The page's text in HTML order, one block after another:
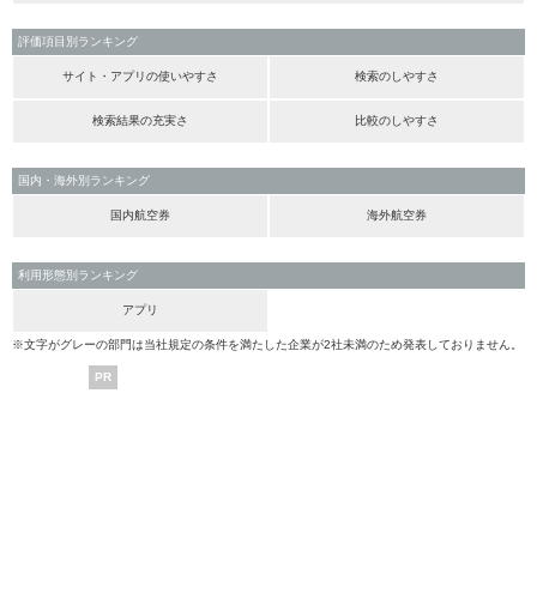
評価項目別ランキング
サイト・アプリの使いやすさ 検索のしやすさ
検索結果の充実さ 比較のしやすさ
国内・海外別ランキング
国内航空券 海外航空券
利用形態別ランキング
アプリ
※文字がグレーの部門は当社規定の条件を満たした企業が2社未満のため発表しておりません。
PR